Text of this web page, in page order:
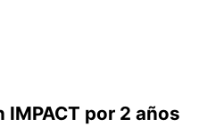
IMPACT por 2 años